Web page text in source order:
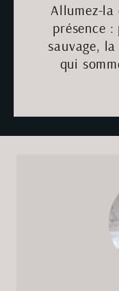
Allumez-la
présence
sauvage,
qui